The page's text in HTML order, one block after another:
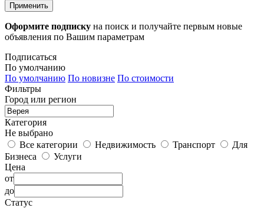
Применить
Оформите подписку на поиск и получайте первым новые
объявления по Вашим параметрам
Подписаться
По умолчанию
По умолчанию По новизне По стоимости
Фильтры
Город или регион
Категория
Не выбрано
Все категории
Недвижимость Транспорт
Для
Бизнеса
Услуги
Цена
от
до
Статус